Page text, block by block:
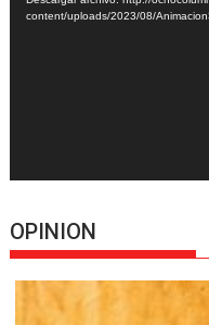
content/uploads/2023/08/
OPINION